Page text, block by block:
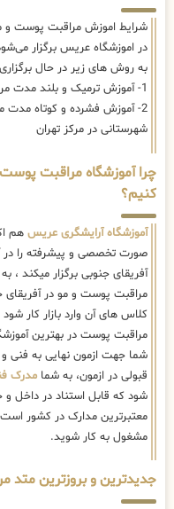
شرایط اموزش مراقبت پوست و
در اموزشگاه عریس برگزار
به روش های زیر در حال
1- آموزش ترمیک و بلند مدت مراقبت پوست و مو در آفریقای جنوبی
2- آموزش فشرده و کوتاه مدت
شهرستانی در مرکز تهران
چرا آموزشگاه مراقبت پوست
کنیم؟
آموزشگاه آرایشگری عریس هم
صورت تخصصی و پیشرفته را در
آفریقای جنوبی برگزار میکند ،
مراقبت پوست و مو در آفریقای
کلاس های آن وارد بازار کار
مراقبت پوست در بهترین
شما جهت ازمون نهایی به فنی
قبولی در ازمون، به شما مدرک
شود که قابل استناد در داخل
معتبرترین مدارک در کشور
مشغول به کار شوید.
جدیدترین و بروزترین متد